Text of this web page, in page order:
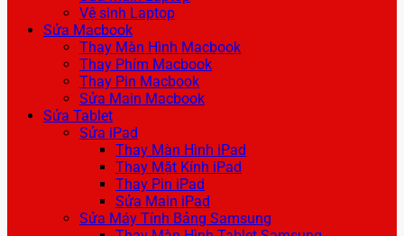
Vệ sinh Laptop
Sửa Macbook
Thay Màn Hình Macbook
Thay Phím Macbook
Thay Pin Macbook
Sửa Main Macbook
Sửa Tablet
Sửa iPad
Thay Màn Hình iPad
Thay Mặt Kính iPad
Thay Pin iPad
Sửa Main iPad
Sửa Máy Tính Bảng Samsung